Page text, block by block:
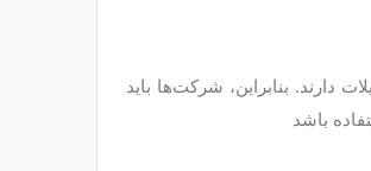
بنابراین، شرکت‌ها باید
باشد